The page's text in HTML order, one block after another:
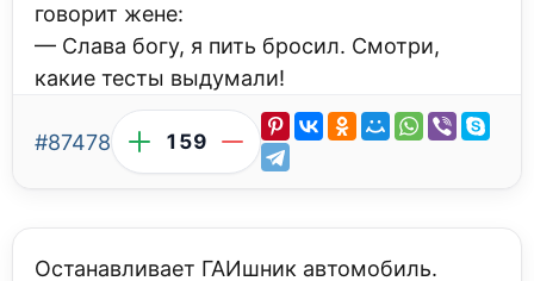
говорит жене:
— Слава богу, я пить бросил. Смотри,
какие тесты выдумали!
#87478 159
Останавливает ГАИшник автомобиль.